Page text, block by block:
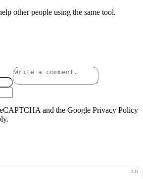
other people using the same tool.
and the Google Privacy Policy